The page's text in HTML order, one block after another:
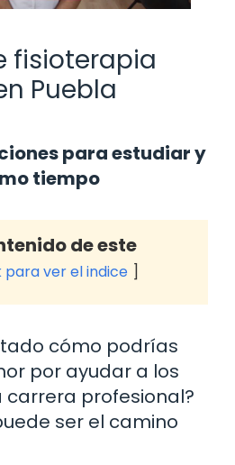
fisioterapia
Puebla
para estudiar y
tiempo
de este
para ver el indice
cómo podrías
por ayudar a los
carrera profesional?
ser el camino